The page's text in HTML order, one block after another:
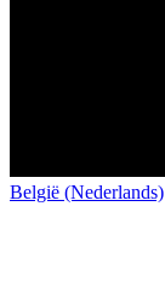
België (Nederlands)